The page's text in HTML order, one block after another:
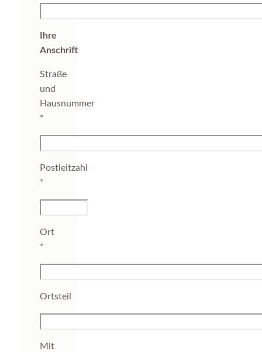
Ihre
Anschrift
Straße
und
Hausnummer
*
Postleitzahl
*
Ort
*
Ortsteil
Mit